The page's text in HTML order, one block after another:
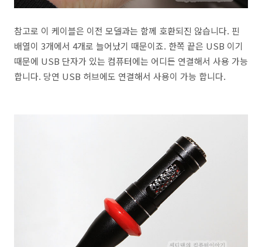
참고로 이 케이블은 이전 모델과는 함께 호환되진 않습니다. 핀
배열이 3개에서 4개로 늘어났기 때문이죠. 한쪽 끝은 USB 이기
때문에 USB 단자가 있는 컴퓨터에는 어디든 연결해서 사용 가능
합니다. 당연 USB 허브에도 연결해서 사용이 가능 합니다.